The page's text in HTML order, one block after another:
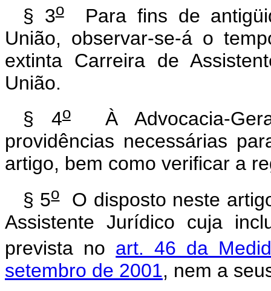
§ 3oPara fins de
União, observar-se-á o
extinta Carreira de
União.
§ 4oÀ Advocacia-
providências necessárias
artigo, bem como verificar a
§ 5oO disposto neste
Assistente Jurídico cuja
prevista no art. 46 da
setembro de 2001, nem a